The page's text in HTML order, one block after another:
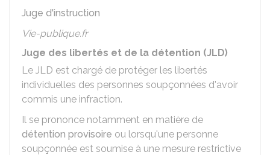
Juge d'instruction
Vie-publique.fr
Juge des libertés et de la détention (JLD)
Le JLD est chargé de protéger les libertés
individuelles des personnes soupçonnées d'avoir
commis une infraction.
Il se prononce notamment en matière de
détention provisoire ou lorsqu'une personne
soupçonnée est soumise à une mesure restrictive